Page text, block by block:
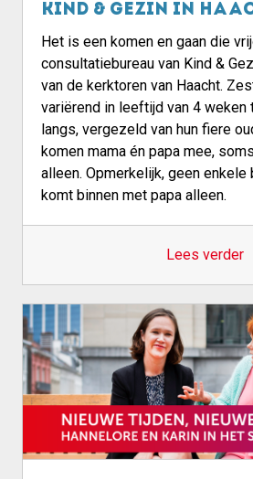
Kind & Gezin in
Het is een komen en gaan die
consultatiebureau van Kind &
van de kerktoren van Haacht.
variërend in leeftijd van 4 weken
langs, vergezeld van hun fiere
komen mama én papa mee,
alleen. Opmerkelijk, geen
komt binnen met papa alleen.
Lees verder